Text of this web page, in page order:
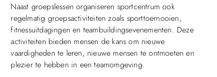
Naast groepslessen organiseren sportcentrum ook
regelmatig groepsactiviteiten zoals sporttoernooien,
fitnessuitdagingen en teambuildingsevenementen. Deze
activiteiten bieden mensen de kans om nieuwe
vaardigheden te leren, nieuwe mensen te ontmoeten en
plezier te hebben in een teamomgeving.